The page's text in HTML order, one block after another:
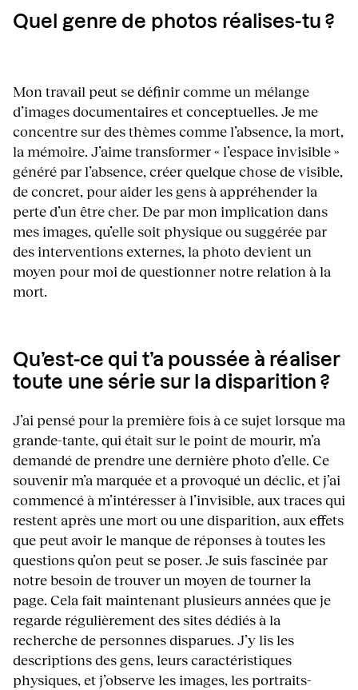
Quel genre de photos réalises-tu ?
Mon travail peut se définir comme un mélange
d’images documentaires et conceptuelles. Je me
concentre sur des thèmes comme l’absence, la mort,
la mémoire. J’aime transformer « l’espace invisible »
généré par l’absence, créer quelque chose de visible,
de concret, pour aider les gens à appréhender la
perte d’un être cher. De par mon implication dans
mes images, qu’elle soit physique ou suggérée par
des interventions externes, la photo devient un
moyen pour moi de questionner notre relation à la
mort.
Qu’est-ce qui t’a poussée à réaliser
toute une série sur la disparition ?
J’ai pensé pour la première fois à ce sujet lorsque ma
grande-tante, qui était sur le point de mourir, m’a
demandé de prendre une dernière photo d’elle. Ce
souvenir m’a marquée et a provoqué un déclic, et j’ai
commencé à m’intéresser à l’invisible, aux traces qui
restent après une mort ou une disparition, aux effets
que peut avoir le manque de réponses à toutes les
questions qu’on peut se poser. Je suis fascinée par
notre besoin de trouver un moyen de tourner la
page. Cela fait maintenant plusieurs années que je
regarde régulièrement des sites dédiés à la
recherche de personnes disparues. J’y lis les
descriptions des gens, leurs caractéristiques
physiques, et j’observe les images, les portraits-